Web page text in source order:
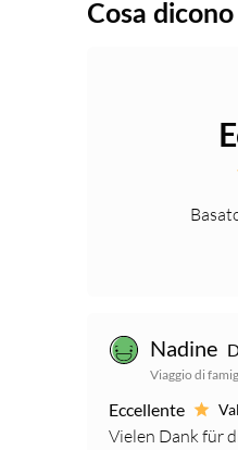
Cosa
Nadine
Viaggio di
Eccellente
Vielen Dank für